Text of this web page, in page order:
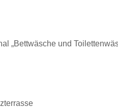
„Bettwäsche und